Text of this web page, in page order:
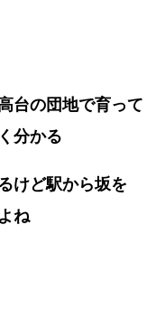
台の団地で育って
分かる
けど駅から坂を
ね